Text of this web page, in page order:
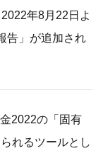
年8月22日よ
告」が追加され
2022の「固有
れるツールとし